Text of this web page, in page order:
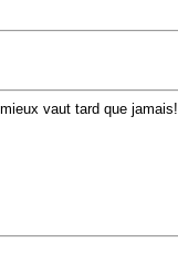
vaut tard que jamais!